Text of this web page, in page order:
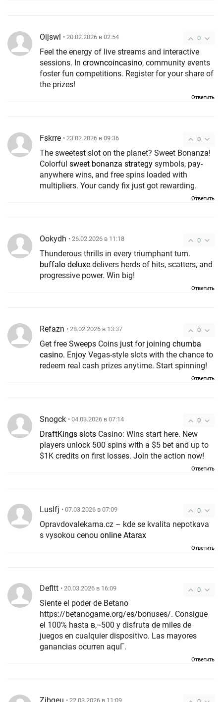
0
Oijswl • 20.02.2026 в 02:54
Feel the energy of live streams and interactive
sessions. In crowncoincasino, community events
foster fun competitions. Register for your share of
the prizes!
Ответить
0
Fskrre • 23.02.2026 в 09:36
The sweetest slot on the planet? Sweet Bonanza!
Colorful sweet bonanza strategy symbols, pay-
anywhere wins, and free spins loaded with
multipliers. Your candy fix just got rewarding.
Ответить
0
Ookydh • 26.02.2026 в 11:18
Thunderous thrills in every triumphant turn.
buffalo deluxe delivers herds of hits, scatters, and
progressive power. Win big!
Ответить
0
Refazn • 28.02.2026 в 13:37
Get free Sweeps Coins just for joining chumba
casino. Enjoy Vegas-style slots with the chance to
redeem real cash prizes anytime. Start spinning!
Ответить
0
Snogck • 04.03.2026 в 07:14
DraftKings slots Casino: Wins start here. New
players unlock 500 spins with a $5 bet and up to
$1K credits on first losses. Join the action now!
Ответить
0
Luslfj • 07.03.2026 в 07:09
Opravdovalekarna.cz – kde se kvalita nepotkava
s vysokou cenou online Atarax
Ответить
0
Defltt • 20.03.2026 в 16:09
Siente el poder de Betano
https://betanogame.org/es/bonuses/. Consigue
el 100% hasta в‚¬500 y disfruta de miles de
juegos en cualquier dispositivo. Las mayores
ganancias ocurren aquГ­.
Ответить
• 22.03.2026 в 11:09